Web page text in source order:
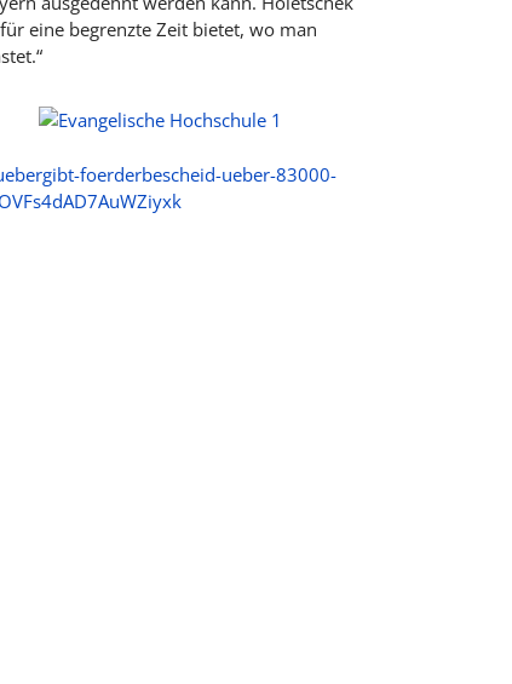
eine begrenzte Zeit bietet, wo man
foerderbescheid-ueber-83000-